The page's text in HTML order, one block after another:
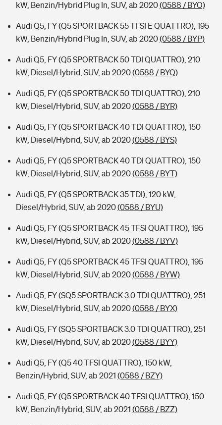
kW, Benzin/Hybrid Plug In, SUV, ab 2020(0588 / BYO)
Audi Q5, FY (Q5 SPORTBACK 55 TFSI E QUATTRO), 195
kW, Benzin/Hybrid Plug In, SUV, ab 2020(0588 / BYP)
Audi Q5, FY (Q5 SPORTBACK 50 TDI QUATTRO), 210
kW, Diesel/Hybrid, SUV, ab 2020(0588 / BYQ)
Audi Q5, FY (Q5 SPORTBACK 50 TDI QUATTRO), 210
kW, Diesel/Hybrid, SUV, ab 2020(0588 / BYR)
Audi Q5, FY (Q5 SPORTBACK 40 TDI QUATTRO), 150
kW, Diesel/Hybrid, SUV, ab 2020(0588 / BYS)
Audi Q5, FY (Q5 SPORTBACK 40 TDI QUATTRO), 150
kW, Diesel/Hybrid, SUV, ab 2020(0588 / BYT)
Audi Q5, FY (Q5 SPORTBACK 35 TDI), 120 kW,
Diesel/Hybrid, SUV, ab 2020(0588 / BYU)
Audi Q5, FY (Q5 SPORTBACK 45 TFSI QUATTRO), 195
kW, Diesel/Hybrid, SUV, ab 2020(0588 / BYV)
Audi Q5, FY (Q5 SPORTBACK 45 TFSI QUATTRO), 195
kW, Diesel/Hybrid, SUV, ab 2020(0588 / BYW)
Audi Q5, FY (SQ5 SPORTBACK 3.0 TDI QUATTRO), 251
kW, Diesel/Hybrid, SUV, ab 2020(0588 / BYX)
Audi Q5, FY (SQ5 SPORTBACK 3.0 TDI QUATTRO), 251
kW, Diesel/Hybrid, SUV, ab 2020(0588 / BYY)
Audi Q5, FY (Q5 40 TFSI QUATTRO), 150 kW,
Benzin/Hybrid, SUV, ab 2021 (0588 / BZY)
Audi Q5, FY (Q5 SPORTBACK 40 TFSI QUATTRO), 150
kW, Benzin/Hybrid, SUV, ab 2021 (0588 / BZZ)